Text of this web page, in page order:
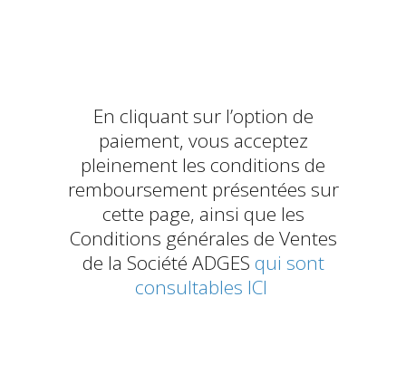
En cliquant sur l’option de
paiement, vous acceptez
pleinement les conditions de
remboursement présentées sur
cette page, ainsi que les
Conditions générales de Ventes
de la Société ADGES qui sont
consultables ICI